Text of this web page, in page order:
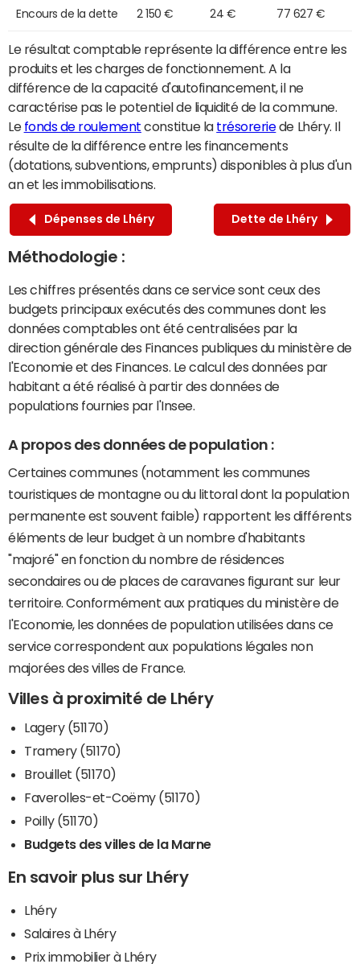
Encours de la dette 2 150 € 24 € 77 627 €
Le résultat comptable représente la différence entre les
produits et les charges de fonctionnement. A la
différence de la capacité d'autofinancement, il ne
caractérise pas le potentiel de liquidité de la commune.
Le fonds de roulement constitue la trésoreriede Lhéry. Il
résulte de la différence entre les financements
(dotations, subventions, emprunts) disponibles à plus d'un
an et les immobilisations.
Dépenses de Lhéry Dette de Lhéry
Méthodologie :
Les chiffres présentés dans ce service sont ceux des
budgets principaux exécutés des communes dont les
données comptables ont été centralisées par la
direction générale des Finances publiques du ministère de
l'Economie et des Finances. Le calcul des données par
habitant a été réalisé à partir des données de
populations fournies par l'Insee.
A propos des données de population :
Certaines communes (notamment les communes
touristiques de montagne ou du littoral dont la population
permanente est souvent faible) rapportent les différents
éléments de leur budget à un nombre d'habitants
"majoré" en fonction du nombre de résidences
secondaires ou de places de caravanes figurant sur leur
territoire. Conformément aux pratiques du ministère de
l'Economie, les données de population utilisées dans ce
service correspondent aux populations légales non
majorées des villes de France.
Villes à proximité de Lhéry
Lagery (51170)
Tramery (51170)
Brouillet (51170)
Faverolles-et-Coëmy (51170)
Poilly (51170)
Budgets des villes de la Marne
En savoir plus sur Lhéry
Lhéry
Salaires à Lhéry
Prix immobilier à Lhéry